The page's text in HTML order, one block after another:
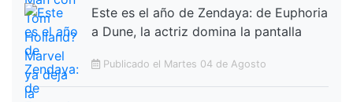
Este es el año de Zendaya: de Euphoria
a Dune, la actriz domina la pantalla
Publicado el Martes 04 de Agosto